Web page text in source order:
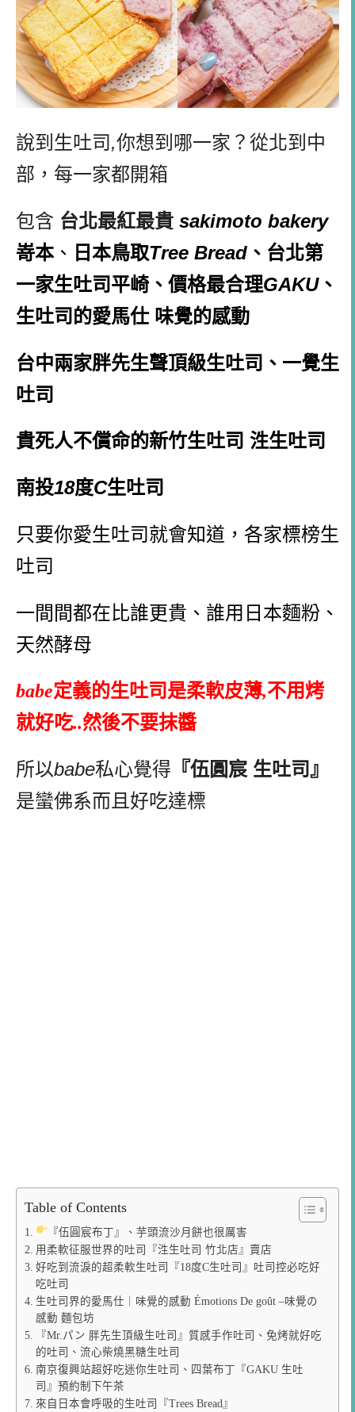
說到生吐司,你想到哪一家？從北到中
部，每一家都開箱
包含 台北最紅最貴 sakimoto bakery
嵜本、 日本鳥取Tree Bread 、台北第
一家生吐司平崎、價格最合理GAKU、
生吐司的愛馬仕 味覺的感動
台中兩家胖先生聲頂級生吐司、一覺生
吐司
貴死人不償命的新竹生吐司 泩生吐司
南投18度C生吐司
只要你愛生吐司就會知道，各家標榜生
吐司
一間間都在比誰更貴、誰用日本麵粉、
天然酵母
babe定義的生吐司是柔軟皮薄,不用烤
就好吃..然後不要抹醬
所以babe私心覺得 『伍圓宸 生吐司』
是蠻佛系而且好吃達標
Table of Contents
『伍圓宸布丁』、芋頭流沙月餅也很厲害
用柔軟征服世界的吐司『泩生吐司 竹北店』賣店
好吃到流淚的超柔軟生吐司『18度C生吐司』吐司控必吃好
吃吐司
生吐司界的愛馬仕｜味覺的感動 Émotions De goût –味覺の
感動 麵包坊
『Mr.パン 胖先生頂級生吐司』質感手作吐司、免烤就好吃
的吐司、流心柴燒黑糖生吐司
南京復興站超好吃迷你生吐司、四葉布丁『GAKU 生吐
司』預約制下午茶
來自日本會呼吸的生吐司『Trees Bread』